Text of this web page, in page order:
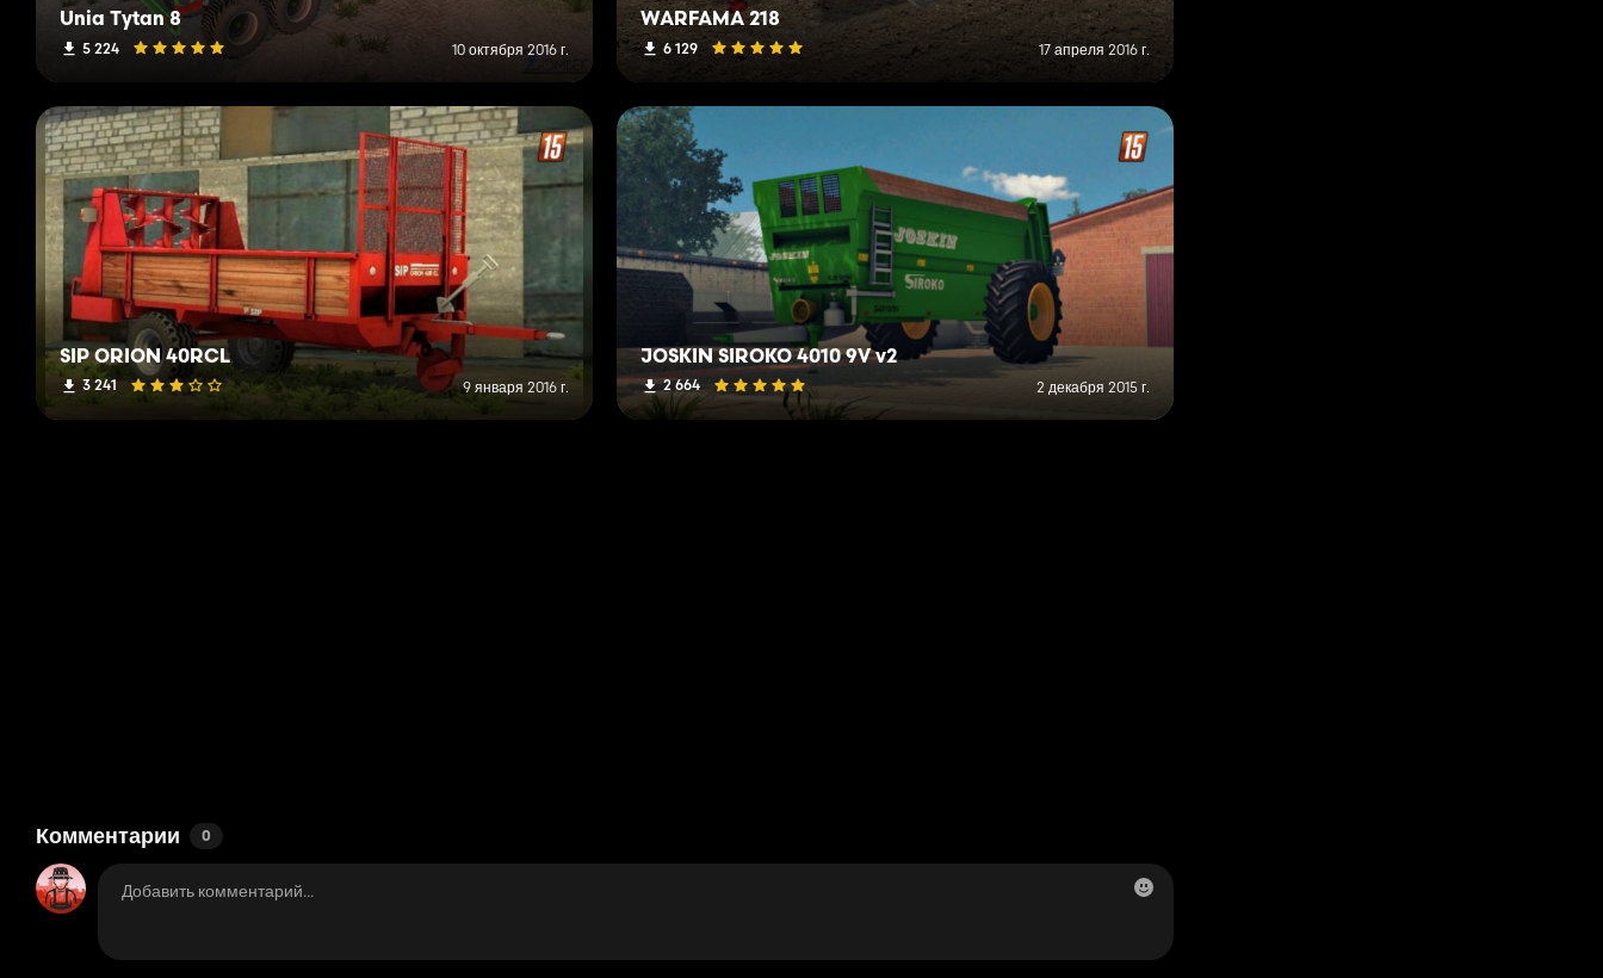
Unia Tytan 8
5 224 10 октября 2016 г.
WARFAMA 218
6 129 17 апреля 2016 г.
SIP ORION 40RCL
3 241 9 января 2016 г.
JOSKIN SIROKO 4010 9V v2
2 664 2 декабря 2015 г.
Комментарии 0